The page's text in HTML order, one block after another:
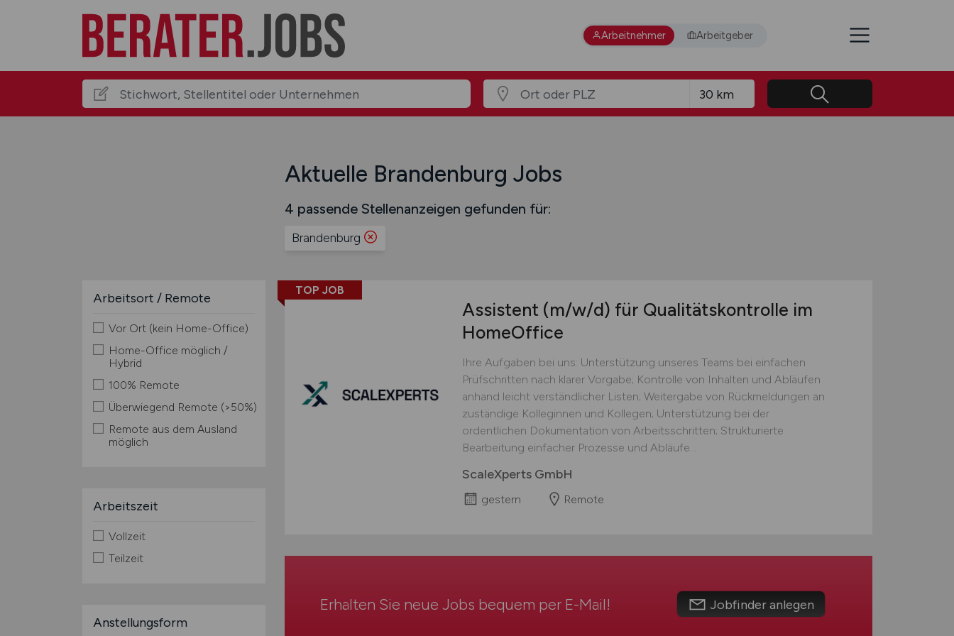
Arbeitnehmer Arbeitgeber
Aktuelle Brandenburg Jobs
4 passende Stellenanzeigen gefunden für:
Brandenburg
Arbeitsort / Remote
Vor Ort (kein Home-Office)
Home-Office möglich /
Hybrid
100% Remote
Überwiegend Remote (>50%)
Remote aus dem Ausland
möglich
Arbeitszeit
Vollzeit
Teilzeit
Anstellungsform
TOP JOB
Assistent (m/w/d) für Qualitätskontrolle im
HomeOffice
Ihre Aufgaben bei uns: Unterstützung unseres Teams bei einfachen
Prüfschritten nach klarer Vorgabe; Kontrolle von Inhalten und Abläufen
anhand leicht verständlicher Listen; Weitergabe von Rückmeldungen an
zuständige Kolleginnen und Kollegen; Unterstützung bei der
ordentlichen Dokumentation von Arbeitsschritten; Strukturierte
Bearbeitung einfacher Prozesse und Abläufe...
ScaleXperts GmbH
gestern Remote
Erhalten Sie neue Jobs bequem per E-Mail! Jobfinder anlegen